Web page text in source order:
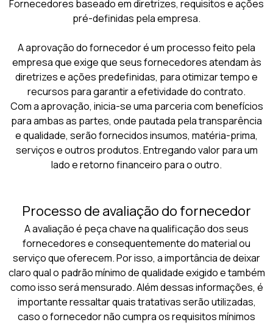
Fornecedores baseado em diretrizes, requisitos e ações
pré-definidas pela empresa.
A aprovação do fornecedor é um processo feito pela
empresa que exige que seus fornecedores atendam às
diretrizes e ações predefinidas, para otimizar tempo e
recursos para garantir a efetividade do contrato.
Com a aprovação, inicia-se uma parceria com benefícios
para ambas as partes, onde pautada pela transparência
e qualidade, serão fornecidos insumos, matéria-prima,
serviços e outros produtos. Entregando valor para um
lado e retorno financeiro para o outro.
Processo de avaliação do fornecedor
A avaliação é peça chave na qualificação dos seus
fornecedores e consequentemente do material ou
serviço que oferecem. Por isso, a importância de deixar
claro qual o padrão mínimo de qualidade exigido e também
como isso será mensurado. Além dessas informações, é
importante ressaltar quais tratativas serão utilizadas,
caso o fornecedor não cumpra os requisitos mínimos